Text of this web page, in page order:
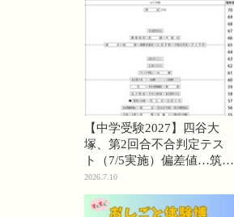
【中学受験2027】四谷大
塚、第2回合不合判定テス
ト（7/5実施）偏差値…筑駒
74・桜蔭70＜PR＞
2026.7.10